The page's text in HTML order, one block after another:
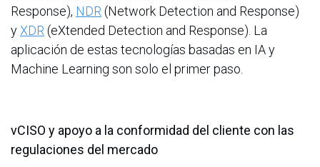
Response), NDR (Network Detection and Response)
y XDR (eXtended Detection and Response). La
aplicación de estas tecnologías basadas en IA y
Machine Learning son solo el primer paso.
vCISO y apoyo a la conformidad del cliente con las
regulaciones del mercado